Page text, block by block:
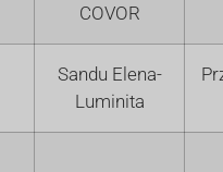
COVOR
Sandu Elena-
Luminita